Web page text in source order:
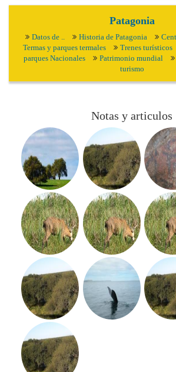
Patagonia
Datos de .. Historia de Patagonia
Termas y parques termales
Trenes turísticos
parques Nacionales
Patrimonio mundial
turismo
Notas y articulos